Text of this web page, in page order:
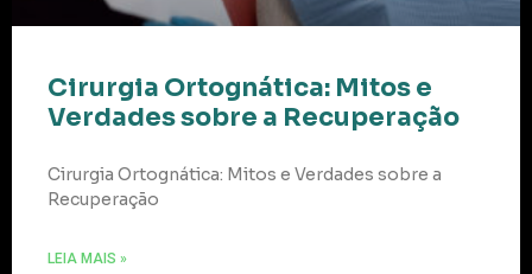
Cirurgia Ortognática: Mitos e
Verdades sobre a Recuperação
Cirurgia Ortognática: Mitos e Verdades sobre a
Recuperação
LEIA MAIS »